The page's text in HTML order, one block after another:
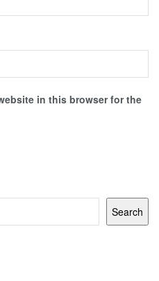
in this browser for the
Search